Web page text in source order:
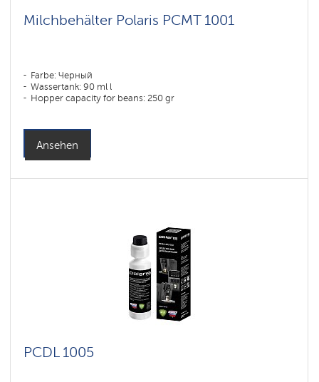
Milchbehälter Polaris PCMT 1001
Farbe: Черный
Wassertank: 90 ml l
Hopper capacity for beans: 250 gr
Ansehen
PCDL 1005